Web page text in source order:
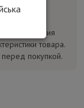
от
уведомления
товара.
покупкой.